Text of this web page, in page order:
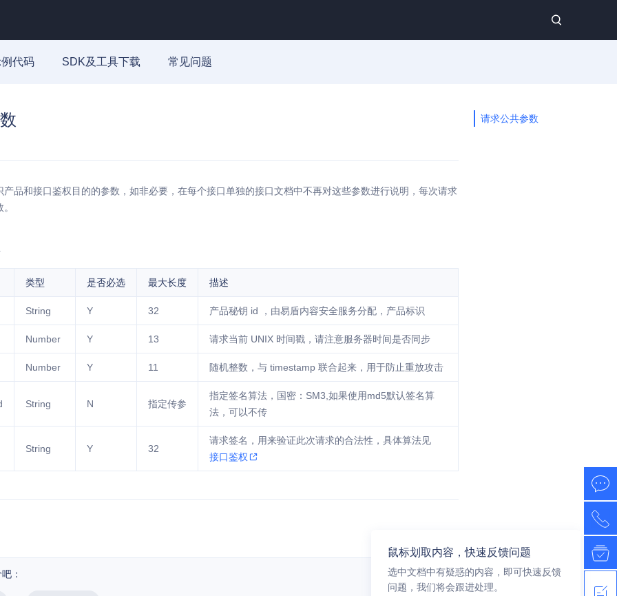
代码 SDK及工具下载 常见问题
请求公共参数
产品和接口鉴权目的的参数，如非必要，在每个接口单独的接口文档中不再对这些参数进行说明，每次请求
类型 是否必选 最大长度 描述
String Y 32 产品秘钥 id ，由易盾内容安全服务分配，产品标识
Number Y 13 请求当前 UNIX 时间戳，请注意服务器时间是否同步
Number Y 11 随机整数，与 timestamp 联合起来，用于防止重放攻击
String N 指定传参
指定签名算法，国密：SM3,如果使用md5默认签名算
法，可以不传
String Y 32
请求签名，用来验证此次请求的合法性，具体算法见
接口鉴权
：
鼠标划取内容，快速反馈问题
选中文档中有疑惑的内容，即可快速反馈
问题，我们将会跟进处理。